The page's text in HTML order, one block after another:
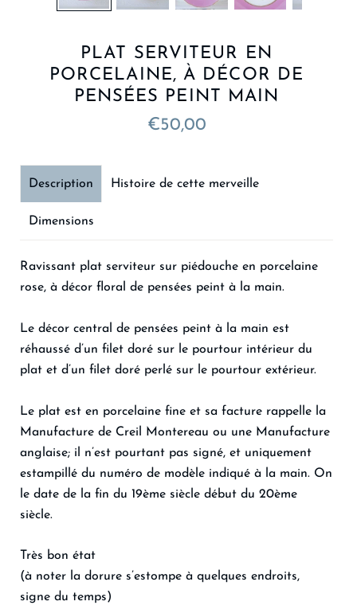
PLAT SERVITEUR EN
PORCELAINE, À DÉCOR DE
PENSÉES PEINT MAIN
€50,00
Description
Ravissant plat serviteur sur piédouche en porcelaine
rose, à décor floral de pensées peint à la main.
Le décor central de pensées peint à la main est
réhaussé d’un filet doré sur le pourtour intérieur du
plat et d’un filet doré perlé sur le pourtour extérieur.
Le plat est en porcelaine fine et sa facture rappelle la
Manufacture de Creil Montereau ou une Manufacture
anglaise; il n’est pourtant pas signé, et uniquement
estampillé du numéro de modèle indiqué à la main. On
le date de la fin du 19ème siècle début du 20ème
siècle.
Très bon état
(à noter la dorure s’estompe à quelques endroits,
signe du temps)
Histoire de cette merveille
Dimensions